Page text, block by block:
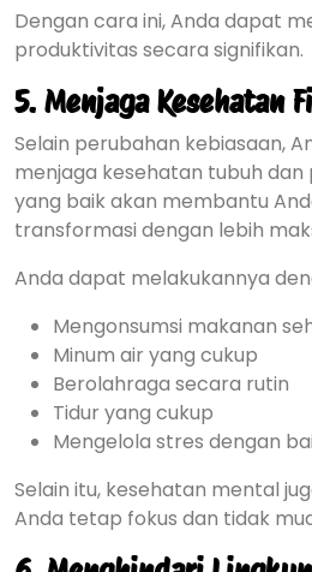
Dengan cara ini, Anda dapat
produktivitas secara signifikan.
5. Menjaga Kesehatan
Selain perubahan kebiasaan,
menjaga kesehatan tubuh dan
yang baik akan membantu
transformasi dengan lebih
Anda dapat melakukannya
Mengonsumsi makanan
Minum air yang cukup
Berolahraga secara rutin
Tidur yang cukup
Mengelola stres dengan
Selain itu, kesehatan mental
Anda tetap fokus dan tidak